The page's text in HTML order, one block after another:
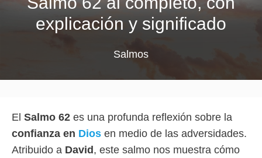
explicación y significado
Salmos
El Salmo 62 es una profunda reflexión sobre la
confianza en Dios en medio de las adversidades.
Atribuido a David, este salmo nos muestra cómo